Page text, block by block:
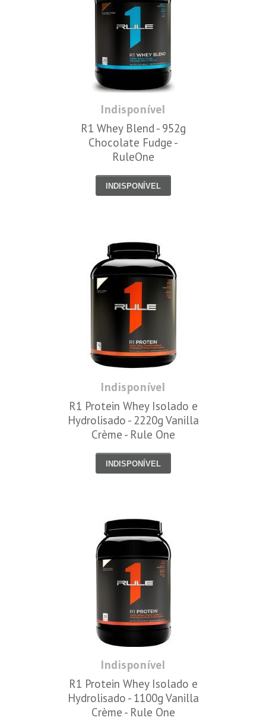
Indisponível
R1 Whey Blend - 952g
Chocolate Fudge -
RuleOne
INDISPONÍVEL
Indisponível
R1 Protein Whey Isolado e
Hydrolisado - 2220g Vanilla
Crème - Rule One
INDISPONÍVEL
Indisponível
R1 Protein Whey Isolado e
Hydrolisado - 1100g Vanilla
Crème - Rule One